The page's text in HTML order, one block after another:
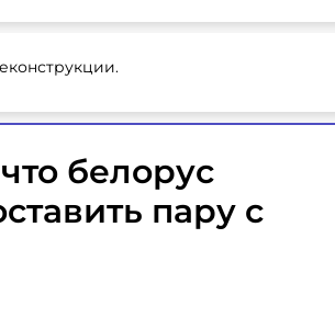
белорус
пару с